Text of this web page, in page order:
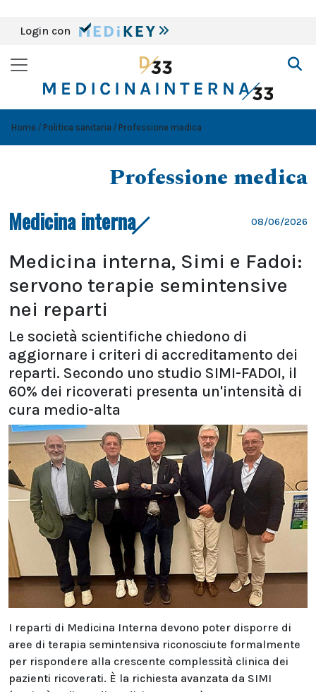
Login con
Home Politica sanitaria Professione medica
Professione medica
Medicina interna 08/06/2026
Medicina interna, Simi e Fadoi:
servono terapie semintensive
nei reparti
Le società scientifiche chiedono di
aggiornare i criteri di accreditamento dei
reparti. Secondo uno studio SIMI-FADOI, il
60% dei ricoverati presenta un'intensità di
cura medio-alta
I reparti di Medicina Interna devono poter disporre di
aree di terapia semintensiva riconosciute formalmente
per rispondere alla crescente complessità clinica dei
pazienti ricoverati. È la richiesta avanzata da SIMI